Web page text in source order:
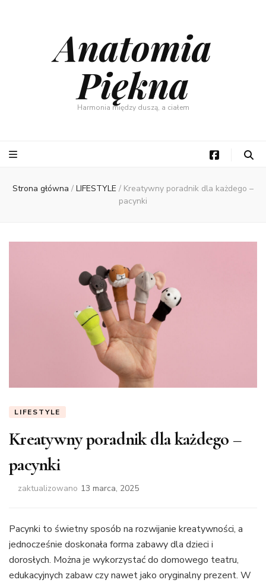
Anatomia
Piękna
Harmonia między duszą, a ciałem
Strona główna / LIFESTYLE / Kreatywny poradnik dla każdego –
pacynki
LIFESTYLE
Kreatywny poradnik dla każdego –
pacynki
zaktualizowano 13 marca, 2025
Pacynki to świetny sposób na rozwijanie kreatywności, a
jednocześnie doskonała forma zabawy dla dzieci i
dorosłych. Można je wykorzystać do domowego teatru,
edukacyjnych zabaw czy nawet jako oryginalny prezent. W